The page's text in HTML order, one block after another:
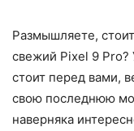
Размышляете,
свежий Pixel 9 Pro?
стоит перед вами,
свою последнюю
наверняка